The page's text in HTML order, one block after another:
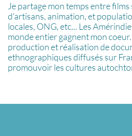
Je partage mon temps entre
d'artisans, animation, et
locales, ONG, etc... Les
monde entier gagnent mon coeur.
production et réalisation de
ethnographiques diffusés sur
promouvoir les cultures